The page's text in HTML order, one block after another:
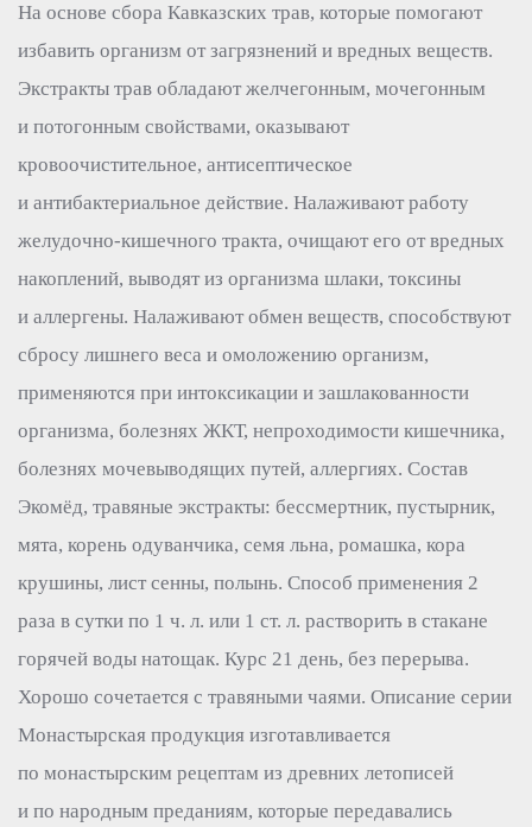
На основе сбора Кавказских трав, которые помогают
избавить организм от загрязнений и вредных веществ.
Экстракты трав обладают желчегонным, мочегонным
и потогонным свойствами, оказывают
кровоочистительное, антисептическое
и антибактериальное действие. Налаживают работу
желудочно-кишечного тракта, очищают его от вредных
накоплений, выводят из организма шлаки, токсины
и аллергены. Налаживают обмен веществ, способствуют
сбросу лишнего веса и омоложению организм,
применяются при интоксикации и зашлакованности
организма, болезнях ЖКТ, непроходимости кишечника,
болезнях мочевыводящих путей, аллергиях. Состав
Экомёд, травяные экстракты: бессмертник, пустырник,
мята, корень одуванчика, семя льна, ромашка, кора
крушины, лист сенны, полынь. Способ применения 2
раза в сутки по 1 ч. л. или 1 ст. л. растворить в стакане
горячей воды натощак. Курс 21 день, без перерыва.
Хорошо сочетается с травяными чаями. Описание серии
Монастырская продукция изготавливается
по монастырским рецептам из древних летописей
и по народным преданиям, которые передавались